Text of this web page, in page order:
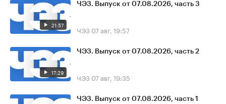
21:57
ЧЭЗ. Выпуск от 07.08.2026, часть 3
ЧЭЗ 07 авг, 19:57
17:29
ЧЭЗ. Выпуск от 07.08.2026, часть 2
ЧЭЗ 07 авг, 19:35
ЧЭЗ. Выпуск от 07.08.2026, часть 1